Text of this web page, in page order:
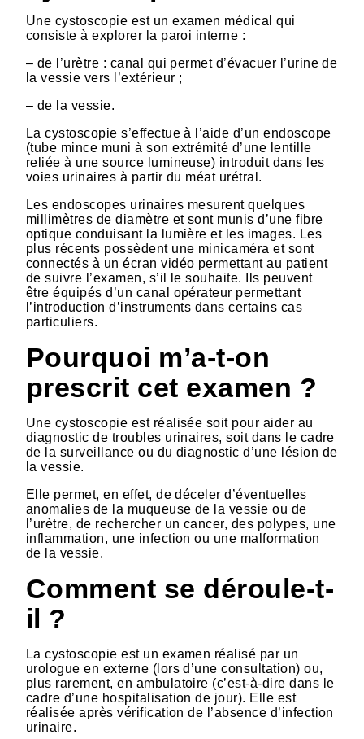
Une cystoscopie est un examen médical qui
consiste à explorer la paroi interne :
– de l’urètre : canal qui permet d’évacuer l’urine de
la vessie vers l’extérieur ;
– de la vessie.
La cystoscopie s’effectue à l’aide d’un endoscope
(tube mince muni à son extrémité d’une lentille
reliée à une source lumineuse) introduit dans les
voies urinaires à partir du méat urétral.
Les endoscopes urinaires mesurent quelques
millimètres de diamètre et sont munis d’une fibre
optique conduisant la lumière et les images. Les
plus récents possèdent une minicaméra et sont
connectés à un écran vidéo permettant au patient
de suivre l’examen, s’il le souhaite. Ils peuvent
être équipés d’un canal opérateur permettant
l’introduction d’instruments dans certains cas
particuliers.
Pourquoi m’a-t-on
prescrit cet examen ?
Une cystoscopie est réalisée soit pour aider au
diagnostic de troubles urinaires, soit dans le cadre
de la surveillance ou du diagnostic d’une lésion de
la vessie.
Elle permet, en effet, de déceler d’éventuelles
anomalies de la muqueuse de la vessie ou de
l’urètre, de rechercher un cancer, des polypes, une
inflammation, une infection ou une malformation
de la vessie.
Comment se déroule-t-
il ?
La cystoscopie est un examen réalisé par un
urologue en externe (lors d’une consultation) ou,
plus rarement, en ambulatoire (c’est-à-dire dans le
cadre d’une hospitalisation de jour). Elle est
réalisée après vérification de l’absence d’infection
urinaire.